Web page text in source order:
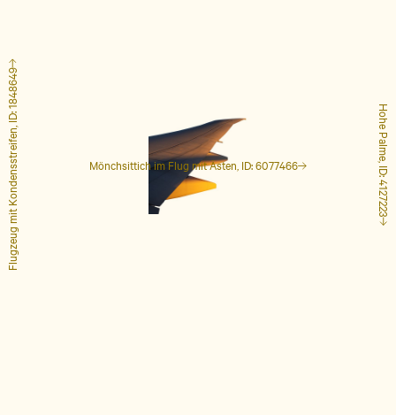
Mönchsittich im Flug mit Ästen, ID: 6077466 Hohe Palme, ID: 4127223
Flugzeug mit Kondensstreifen, ID: 1848649